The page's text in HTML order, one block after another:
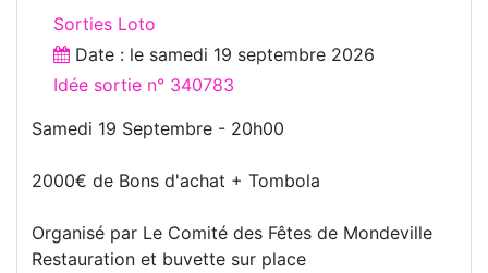
Sorties Loto
Date : le samedi 19 septembre 2026
Idée sortie n° 340783
Samedi 19 Septembre - 20h00
2000€ de Bons d'achat + Tombola
Organisé par Le Comité des Fêtes de Mondeville
Restauration et buvette sur place